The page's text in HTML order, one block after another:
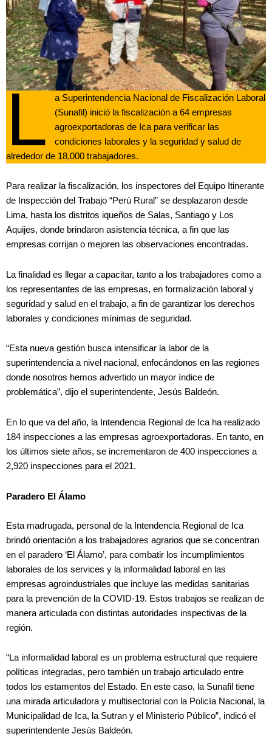
L
a Superintendencia Nacional de Fiscalización Laboral
(Sunafil) inició la fiscalización a 64 empresas
agroexportadoras de Ica para verificar las
condiciones laborales y la seguridad y salud de
alrededor de 18,000 trabajadores.
Para realizar la fiscalización, los inspectores del Equipo Itinerante
de Inspección del Trabajo “Perú Rural” se desplazaron desde
Lima, hasta los distritos iqueños de Salas, Santiago y Los
Aquijes, donde brindaron asistencia técnica, a fin que las
empresas corrijan o mejoren las observaciones encontradas.
La finalidad es llegar a capacitar, tanto a los trabajadores como a
los representantes de las empresas, en formalización laboral y
seguridad y salud en el trabajo, a fin de garantizar los derechos
laborales y condiciones mínimas de seguridad.
“Esta nueva gestión busca intensificar la labor de la
superintendencia a nivel nacional, enfocándonos en las regiones
donde nosotros hemos advertido un mayor índice de
problemática”, dijo el superintendente, Jesús Baldeón.
En lo que va del año, la Intendencia Regional de Ica ha realizado
184 inspecciones a las empresas agroexportadoras. En tanto, en
los últimos siete años, se incrementaron de 400 inspecciones a
2,920 inspecciones para el 2021.
Paradero El Álamo
Esta madrugada, personal de la Intendencia Regional de Ica
brindó orientación a los trabajadores agrarios que se concentran
en el paradero ‘El Álamo’, para combatir los incumplimientos
laborales de los services y la informalidad laboral en las
empresas agroindustriales que incluye las medidas sanitarias
para la prevención de la COVID-19. Estos trabajos se realizan de
manera articulada con distintas autoridades inspectivas de la
región.
“La informalidad laboral es un problema estructural que requiere
políticas integradas, pero también un trabajo articulado entre
todos los estamentos del Estado. En este caso, la Sunafil tiene
una mirada articuladora y multisectorial con la Policía Nacional, la
Municipalidad de Ica, la Sutran y el Ministerio Público”, indicó el
superintendente Jesús Baldeón.